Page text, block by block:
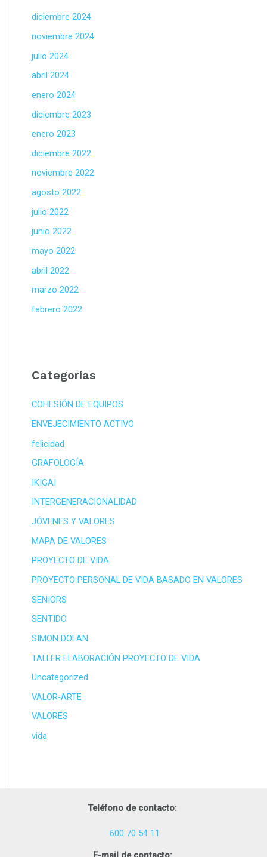
diciembre 2024
noviembre 2024
julio 2024
abril 2024
enero 2024
diciembre 2023
enero 2023
diciembre 2022
noviembre 2022
agosto 2022
julio 2022
junio 2022
mayo 2022
abril 2022
marzo 2022
febrero 2022
Categorías
COHESIÓN DE EQUIPOS
ENVEJECIMIENTO ACTIVO
felicidad
GRAFOLOGÍA
IKIGAI
INTERGENERACIONALIDAD
JÓVENES Y VALORES
MAPA DE VALORES
PROYECTO DE VIDA
PROYECTO PERSONAL DE VIDA BASADO EN VALORES
SENIORS
SENTIDO
SIMON DOLAN
TALLER ELABORACIÓN PROYECTO DE VIDA
Uncategorized
VALOR-ARTE
VALORES
vida
Teléfono de contacto:
600 70 54 11